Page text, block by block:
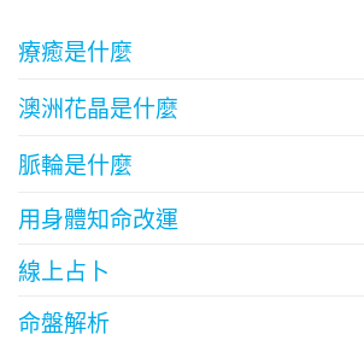
療癒是什麼
澳洲花晶是什麼
脈輪是什麼
用身體知命改運
線上占卜
命盤解析